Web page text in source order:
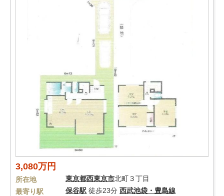
3,080万円
所在地 東京都西東京市北町３丁目
最寄り駅
保谷駅 徒歩23分 西武池袋・豊島線